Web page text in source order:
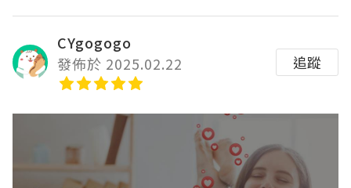
CYgogogo
發佈於 2025.02.22
追蹤